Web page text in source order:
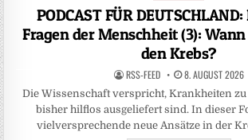
in
PODCAST FÜR
Fragen der Menschheit (3):
den Krebs?
RSS-FEED 8. AUGUST 2026
Die Wissenschaft verspricht, Krankheiten
bisher hilflos ausgeliefert sind. In dieser
vielversprechende neue Ansätze in der